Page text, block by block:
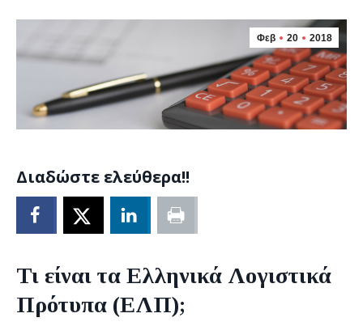
Φεβ 20 2018
Διαδώστε ελεύθερα!!
Τι είναι τα Ελληνικά Λογιστικά
Πρότυπα (ΕΛΠ);